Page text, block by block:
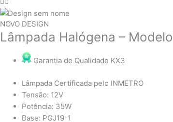
NOVO DESIGN
Lâmpada Halógena –
Garantia de Qualidade KX3
Lâmpada Certificada pelo INMETRO
Tensão: 12V
Potência: 35W
Base: PGJ19-1